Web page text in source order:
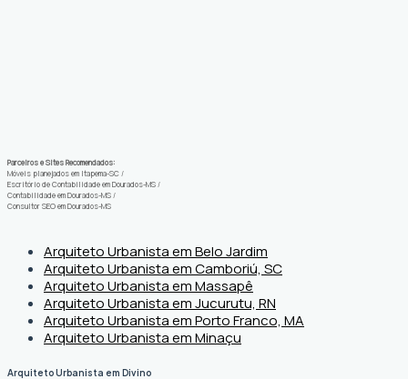
Parceiros e Sites Recomendados:
Móveis planejados em Itapema-SC /
Escritório de Contabilidade em Dourados-MS /
Contabilidade em Dourados-MS /
Consultor SEO em Dourados-MS
Arquiteto Urbanista em Belo Jardim
Arquiteto Urbanista em Camboriú, SC
Arquiteto Urbanista em Massapê
Arquiteto Urbanista em Jucurutu, RN
Arquiteto Urbanista em Porto Franco, MA
Arquiteto Urbanista em Minaçu
Arquiteto Urbanista em Divino